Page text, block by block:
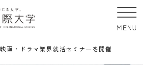
MENU
映画・ドラマ業界就活セミナーを開催